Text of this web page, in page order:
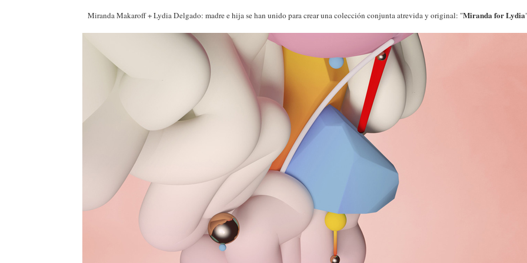
Miranda Makaroff + Lydia Delgado: madre e hija se han unido para crear una colección conjunta atrevida y original: "Miranda for Lydia